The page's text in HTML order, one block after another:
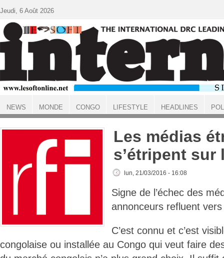
ACCUEIL
Les médias
s’étripent sur
lun, 21/03/2016 - 16:08
Signe de l’échec des
annonceurs refluent
C’est connu et c’est
congolaise ou installée au Congo qui veut faire
Jeudi, 6 Août 2026
NEWS MONDE CONGO LIFESTYLE HEADLINES